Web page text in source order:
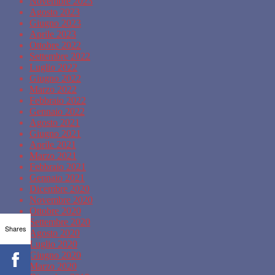
Agosto 2023
Giugno 2023
Aprile 2023
Ottobre 2022
Settembre 2022
Luglio 2022
Giugno 2022
Marzo 2022
Febbraio 2022
Gennaio 2022
Agosto 2021
Giugno 2021
Aprile 2021
Marzo 2021
Febbraio 2021
Gennaio 2021
Dicembre 2020
Novembre 2020
Ottobre 2020
Settembre 2020
Agosto 2020
Luglio 2020
Giugno 2020
Marzo 2020
Shares